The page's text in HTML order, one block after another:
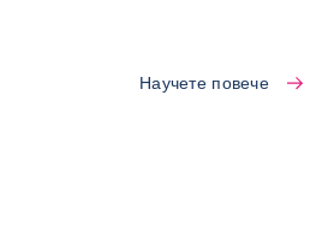
Научете повече